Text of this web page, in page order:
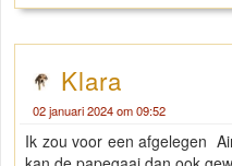
Klara
02 januari 2024 om 09:52
Ik zou voor een afgelegen